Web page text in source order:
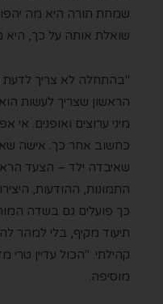
שמחת תורה היא מה יהפוך
שואלת אותה על כך,
"בהתחלה לא צריך לדעת
הראשון שצריך לעשות
מיני ערוצים ואופנים.
כחשוב אחר כך. אישה
שאיבדה ילד – הצעד
התמונות, ההודעות,
כך פועלים גם בשדה
תיעוד מקיף, בלי למהר
קהילתי. "הכול עדיין טרי
מוסיפה.